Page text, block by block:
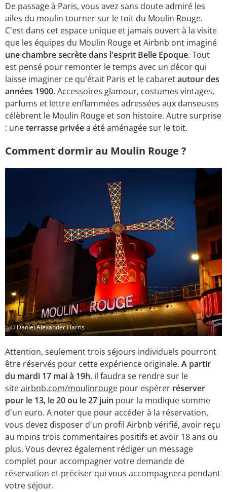
De passage à Paris, vous avez sans doute admiré les
ailes du moulin tourner sur le toit du Moulin Rouge.
C'est dans cet espace unique et jamais ouvert à la visite
que les équipes du Moulin Rouge et Airbnb ont imaginé
une chambre secrète dans l'esprit Belle Epoque. Tout
est pensé pour remonter le temps avec un décor qui
laisse imaginer ce qu'était Paris et le cabaretautour des
années 1900. Accessoires glamour, costumes vintages,
parfums et lettre enflammées adressées aux danseuses
célèbrent le Moulin Rouge et son histoire. Autre surprise
: uneterrasse privéea été aménagée sur le toit.
Comment dormir au Moulin Rouge ?
© Daniel Alexander Harris
Attention, seulement trois séjours individuels pourront
être réservés pour cette expérience originale. A partir
du mardi 17 mai à 19h, il faudra se rendre sur le
siteairbnb.com/moulinrouge pour espérer réserver
pour le 13, le 20 ou le 27 juin pour la modique somme
d'un euro. A noter que pour accéder à la réservation,
vous devez disposer d'un profil Airbnb vérifié, avoir reçu
au moins trois commentaires positifs et avoir 18 ans ou
plus. Vous devrez également rédiger un message
complet pour accompagner votre demande de
réservation et préciser qui vous accompagnera pendant
votre séjour.